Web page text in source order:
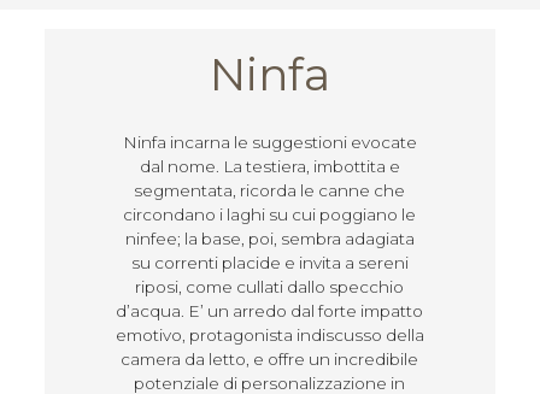
Ninfa
Ninfa incarna le suggestioni evocate
dal nome. La testiera, imbottita e
segmentata, ricorda le canne che
circondano i laghi su cui poggiano le
ninfee; la base, poi, sembra adagiata
su correnti placide e invita a sereni
riposi, come cullati dallo specchio
d’acqua. E’ un arredo dal forte impatto
emotivo, protagonista indiscusso della
camera da letto, e offre un incredibile
potenziale di personalizzazione in